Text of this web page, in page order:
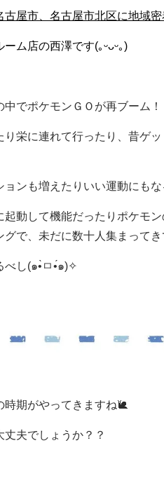
古屋市、名古屋市北区に地域
ム店の西澤です(｡ᵕᴗᵕ｡)
でポケモンＧＯが再ブーム！
り栄に連れて行ったり、昔ゲ
ョンも増えたりいい運動にも
起動して機能だったりポケモ
グで、未だに数十人集まって
べし(๑•̀ㅁ•́๑)✧
時期がやってきますね🐌
丈夫でしょうか？？